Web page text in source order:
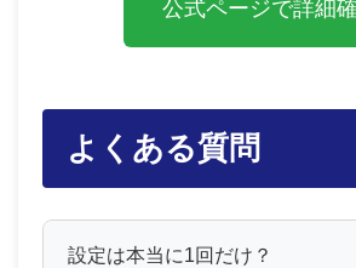
公式ページで詳細
よくある質問
設定は本当に1回だけ？